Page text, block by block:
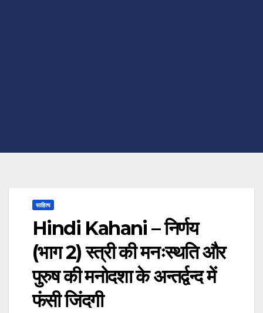
साहित्य
Hindi Kahani – निर्णय
(भाग 2) स्त्री की मनःस्थति और
पुरुष की मनोदशा के अन्तर्द्वन्द में
फंसी जिंदगी